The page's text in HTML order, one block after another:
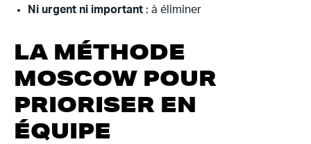
Ni urgent ni important : à éliminer
LA MÉTHODE
MOSCOW POUR
PRIORISER EN
ÉQUIPE